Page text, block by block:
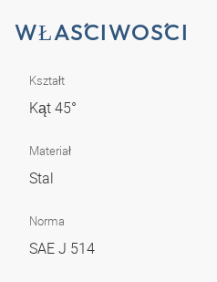
WŁAŚCIWOŚCI
Kształt
Kąt 45°
Materiał
Stal
Norma
SAE J 514